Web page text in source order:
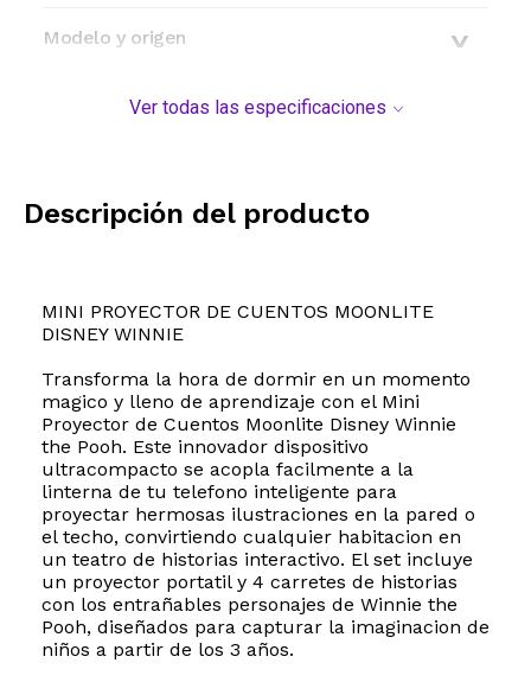
Modelo y origen
Ver todas las especificaciones
Descripción del producto
MINI PROYECTOR DE CUENTOS MOONLITE
DISNEY WINNIE
Transforma la hora de dormir en un momento
magico y lleno de aprendizaje con el Mini
Proyector de Cuentos Moonlite Disney Winnie
the Pooh. Este innovador dispositivo
ultracompacto se acopla facilmente a la
linterna de tu telefono inteligente para
proyectar hermosas ilustraciones en la pared o
el techo, convirtiendo cualquier habitacion en
un teatro de historias interactivo. El set incluye
un proyector portatil y 4 carretes de historias
con los entrañables personajes de Winnie the
Pooh, diseñados para capturar la imaginacion de
niños a partir de los 3 años.